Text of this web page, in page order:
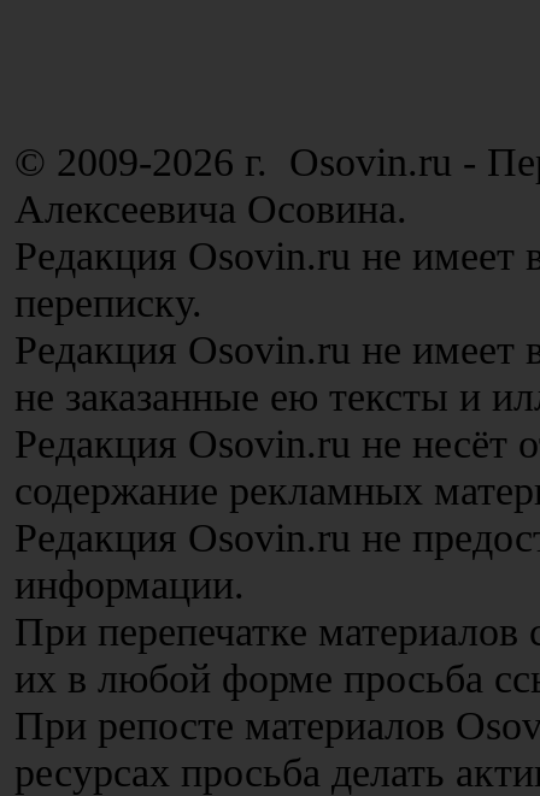
© 2009-2026 г. Osovin.ru -
Алексеевича Осовина.
Редакция Osovin.ru не имеет
переписку.
Редакция Osovin.ru не имеет
не заказанные ею тексты и
Редакция Osovin.ru не несёт
содержание рекламных
Редакция Osovin.ru не
информации.
При перепечатке
их в любой форме просьба
При репосте материалов
ресурсах просьба делать